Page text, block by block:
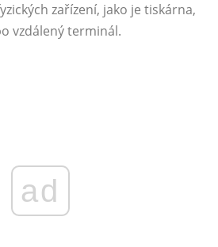
zařízení, jako je tiskárna,
vzdálený terminál.
ad